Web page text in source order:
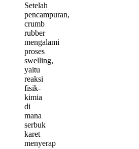
Setelah
pencampuran,
crumb
rubber
mengalami
proses
swelling,
yaitu
reaksi
fisik-
kimia
di
mana
serbuk
karet
menyerap